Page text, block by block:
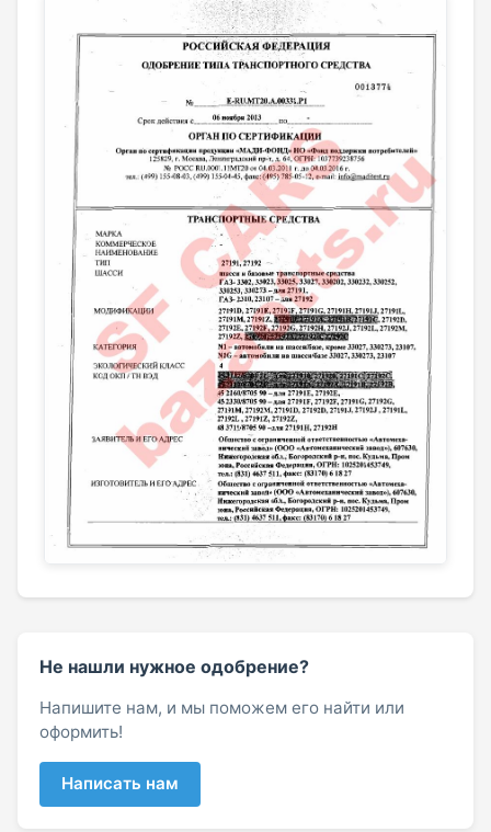
Не нашли нужное одобрение?
Напишите нам, и мы поможем его найти или
оформить!
Написать нам